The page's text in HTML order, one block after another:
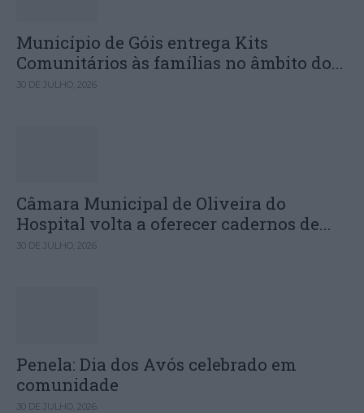
Município de Góis entrega Kits
Comunitários às famílias no âmbito do...
30 DE JULHO, 2026
Câmara Municipal de Oliveira do
Hospital volta a oferecer cadernos de...
30 DE JULHO, 2026
Penela: Dia dos Avós celebrado em
comunidade
30 DE JULHO, 2026